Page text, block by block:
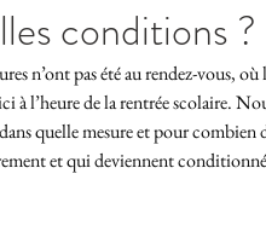
conditions ?
n’ont pas été au rendez-vous,
à l’heure de la rentrée scolaire.
quelle mesure et pour
et qui deviennent